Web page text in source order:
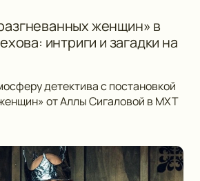
женщин» в
интриги и загадки на
детектива с постановкой
от Аллы Сигаловой в МХТ